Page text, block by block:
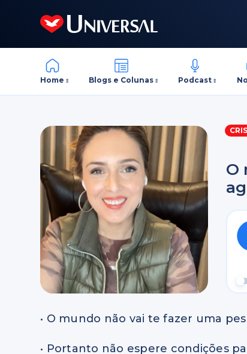
Home Blogs e Colunas Podcast
O
• O mundo não vai te fazer uma
• Portanto não espere condições